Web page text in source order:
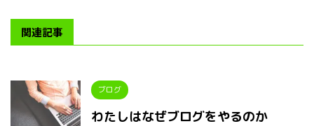
関連記事
ブログ
わたしはなぜブログをやるのか